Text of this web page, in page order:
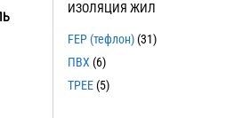
ИЗОЛЯЦИЯ ЖИЛ
FEP (тефлон) (31)
ПВХ (6)
TPEE (5)